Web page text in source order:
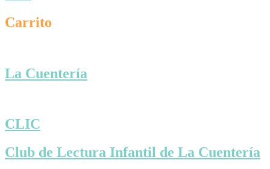
Carrito
La Cuentería
CLIC
Club de Lectura Infantil de La Cuentería